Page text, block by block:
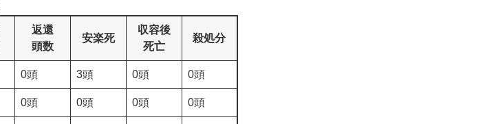
返還
頭数
安楽死
収容後
死亡
殺処分
0頭 3頭 0頭 0頭
0頭 0頭 0頭 0頭